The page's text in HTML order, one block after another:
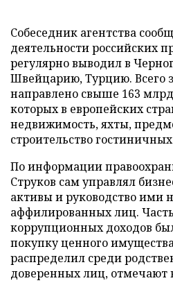
Собеседник агентства
деятельности российских
регулярно выводил в
Швейцарию, Турцию. Всего
направлено свыше 163 млрд
которых в европейских
недвижимость, яхты,
строительство
По информации
Струков сам управлял
активы и руководство ими
аффилированных лиц.
коррупционных доходов
покупку ценного
распределил среди
доверенных лиц, отмечают